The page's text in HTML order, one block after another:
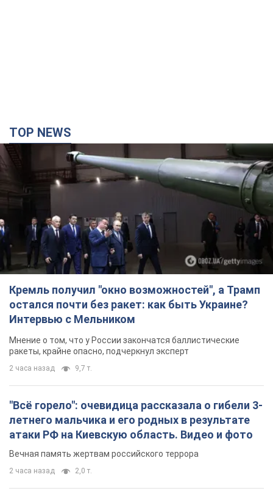
TOP NEWS
Кремль получил "окно возможностей", а Трамп
остался почти без ракет: как быть Украине?
Интервью с Мельником
Мнение о том, что у России закончатся баллистические
ракеты, крайне опасно, подчеркнул эксперт
2 часа назад 9,7 т.
"Всё горело": очевидица рассказала о гибели 3-
летнего мальчика и его родных в результате
атаки РФ на Киевскую область. Видео и фото
Вечная память жертвам российского террора
2 часа назад 2,0 т.